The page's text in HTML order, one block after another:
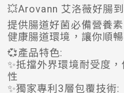
💥Arovann 艾洛薇好腸
提供腸道好菌必備營養
健康腸道環境，讓你順
💞產品特色:
✨抵擋外界環境耐受度
性
✨獨家專利3層包覆技術: